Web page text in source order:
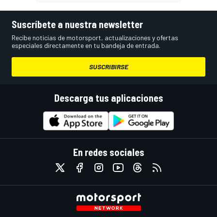
Suscríbete a nuestra newsletter
Recibe noticias de motorsport, actualizaciones y ofertas
especiales directamente en tu bandeja de entrada.
SUSCRIBIRSE
Descarga tus aplicaciones
En redes sociales